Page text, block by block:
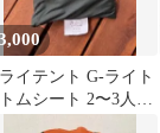
イテント G-ライト
ムシート 2〜3人用
グランドシート）